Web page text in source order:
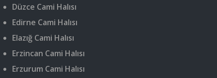
Düzce Cami Halısı
Edirne Cami Halısı
Elazığ Cami Halısı
Erzincan Cami Halısı
Erzurum Cami Halısı